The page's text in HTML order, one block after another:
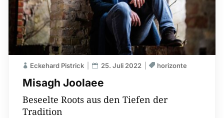
Misagh Joolaee
Eckehard Pistrick 25. Juli 2022 horizonte
Beseelte Roots aus den Tiefen der
Tradition